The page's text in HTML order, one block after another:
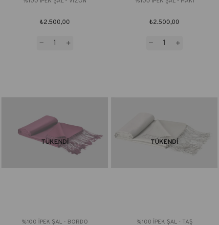
₺2.500,00 ₺2.500,00
TÜKENDI
%100 İPEK ŞAL - BORDO
TÜKENDI
%100 İPEK ŞAL - TAŞ